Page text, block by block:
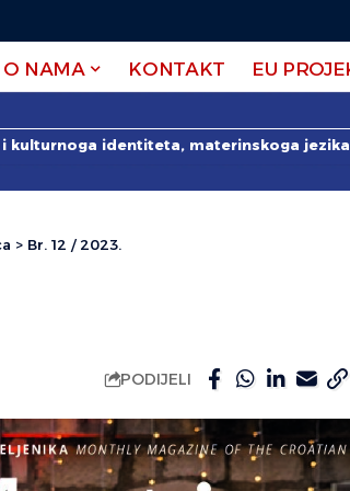
O NAMA KONTAKT EU
kulturnoga identiteta, materinskoga
> Br. 12 / 2023.
PODIJELI